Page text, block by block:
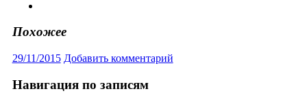
Похожее
29/11/2015 Добавить комментарий
Навигация по записям